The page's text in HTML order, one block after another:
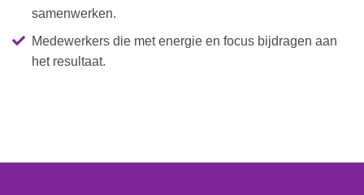
samenwerken.
Medewerkers die met energie en focus bijdragen aan
het resultaat.